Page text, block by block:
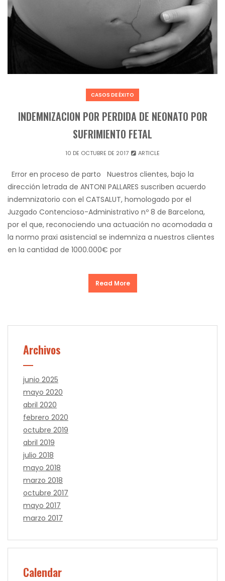
CASOS DE ÉXITO
INDEMNIZACION POR PERDIDA DE NEONATO POR
SUFRIMIENTO FETAL
10 DE OCTUBRE DE 2017 ARTICLE
Error en proceso de parto Nuestros clientes, bajo la
dirección letrada de ANTONI PALLARES suscriben acuerdo
indemnizatorio con el CATSALUT, homologado por el
Juzgado Contencioso-Administrativo nº 8 de Barcelona,
por el que, reconociendo una actuación no acomodada a
la normo praxi asistencial se indemniza a nuestros clientes
en la cantidad de 1000.000€ por
Read More
Archivos
junio 2025
mayo 2020
abril 2020
febrero 2020
octubre 2019
abril 2019
julio 2018
mayo 2018
marzo 2018
octubre 2017
mayo 2017
marzo 2017
Calendar